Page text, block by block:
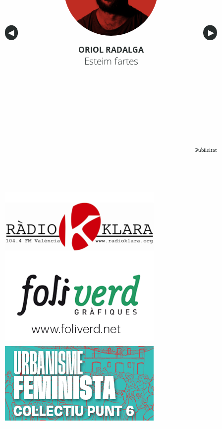
Anterior
◀︎ ▶︎
ORIOL RADALGA
Esteim fartes
Publicitat